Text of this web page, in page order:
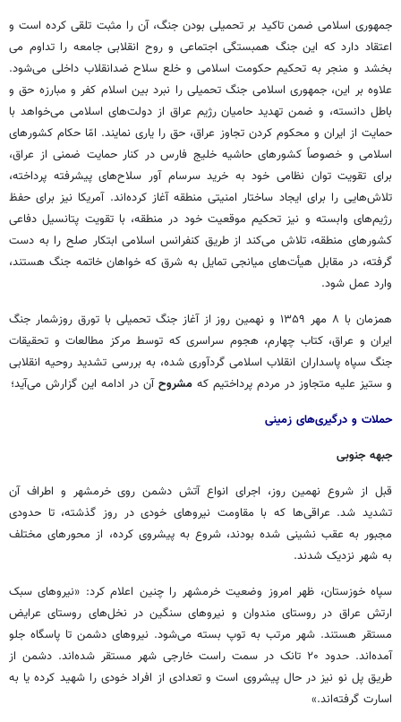
جمهوری اسلامی ضمن تاکید بر تحمیلی بودن جنگ، آن را مثبت تلقی کرده است و
اعتقاد دارد که این جنگ همبستگی اجتماعی و روح انقلابی جامعه را تداوم می
بخشد و منجر به تحکیم حکومت اسلامی و خلع سلاح ضدانقلاب داخلی می‌شود.
علاوه بر این، جمهوری اسلامی جنگ تحمیلی را نبرد بین اسلام کفر و مبارزه حق و
باطل دانسته، و ضمن تهدید حامیان رژیم عراق از دولت‌های اسلامی می‌خواهد با
حمایت از ایران و محکوم کردن تجاوز عراق، حق را یاری نمایند. امّا حکام کشورهای
اسلامی و خصوصاً کشورهای حاشیه خلیج فارس در کنار حمایت ضمنی از عراق،
برای تقویت توان نظامی خود به خرید سرسام آور سلاح‌های پیشرفته پرداخته،
تلاش‌هایی را برای ایجاد ساختار امنیتی منطقه آغاز کرده‌اند. آمریکا نیز برای حفظ
رژیم‌های وابسته و نیز تحکیم موقعیت خود در منطقه، با تقویت پتانسیل دفاعی
کشورهای منطقه، تلاش می‌کند از طریق کنفرانس اسلامی ابتکار صلح را به دست
گرفته، در مقابل هیأت‌های میانجی تمایل به شرق که خواهان خاتمه جنگ هستند،
وارد عمل شود.
همزمان با ۸ مهر ۱۳۵۹ و نهمین روز از آغاز جنگ تحمیلی با تورق روزشمار جنگ
ایران و عراق، کتاب چهارم، هجوم سراسری که توسط مرکز مطالعات و تحقیقات
جنگ سپاه پاسداران انقلاب اسلامی گردآوری شده، به بررسی تشدید روحیه انقلابی
و ستیز علیه متجاوز در مردم پرداختیم که مشروح آن در ادامه این گزارش می‌آید؛
حملات و درگیری‌های زمینی
جبهه جنوبی
قبل از شروع نهمین روز، اجرای انواع آتش دشمن روی خرمشهر و اطراف آن
تشدید شد. عراقی‌ها که با مقاومت نیروهای خودی در روز گذشته، تا حدودی
مجبور به عقب نشینی شده بودند، شروع به پیشروی کرده، از محورهای مختلف
به شهر نزدیک شدند.
سپاه خوزستان، ظهر امروز وضعیت خرمشهر را چنین اعلام کرد: «نیروهای سبک
ارتش عراق در روستای مندوان و نیروهای سنگین در نخل‌های روستای عرایض
مستقر هستند. شهر مرتب به توپ بسته می‌شود. نیروهای دشمن تا پاسگاه جلو
آمده‌اند. حدود ۲۰ تانک در سمت راست خارجی شهر مستقر شده‌اند. دشمن از
طریق پل نو نیز در حال پیشروی است و تعدادی از افراد خودی را شهید کرده یا به
اسارت گرفته‌اند.»